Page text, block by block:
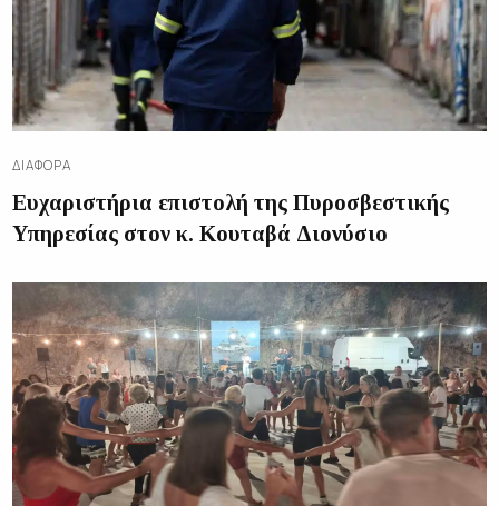
ΔΙΑΦΟΡΑ
Ευχαριστήρια επιστολή της Πυροσβεστικής
Υπηρεσίας στον κ. Κουταβά Διονύσιο